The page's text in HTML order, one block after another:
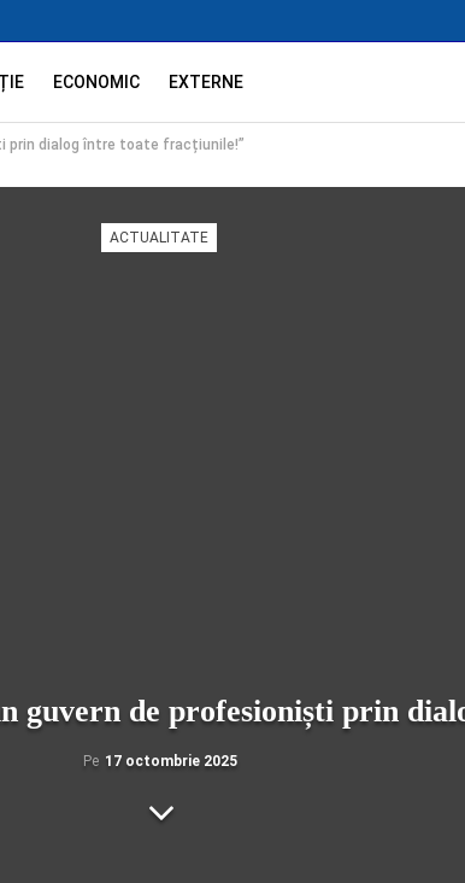
ECONOMIC EXTERNE
prin dialog între toate fracțiunile!”
ACTUALITATE
guvern de profesioniști prin
Pe 17 octombrie 2025